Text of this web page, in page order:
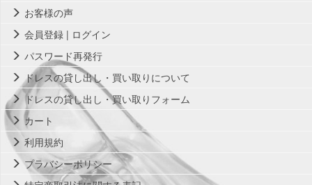
お客様の声
会員登録 | ログイン
パスワード再発行
ドレスの貸し出し・買い取りについて
ドレスの貸し出し・買い取りフォーム
カート
利用規約
プラバシーポリシー